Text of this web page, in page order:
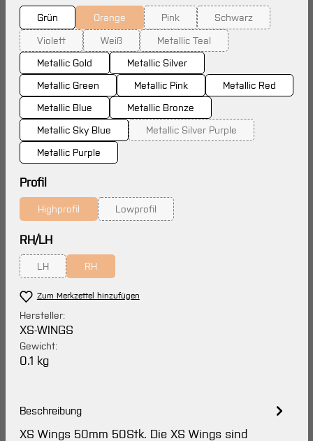
Grün Orange
(Diese Option ist zurzeit nicht verfügbar.)
Pink
(Diese Option ist zurzeit nicht
Schwarz
(Diese Option ist
Violett
(Diese Option ist zurzeit nicht verfügbar.)
Weiß
(Diese Option ist zurzeit nicht verfügbar.)
Metallic Teal
(Diese Option ist zurzeit nicht
Metallic Gold
Metallic Silver
Metallic Green
Metallic Pink
Metallic Red
Metallic Blue
Metallic Bronze
Metallic Sky Blue
Metallic Silver Purple
(Diese Option ist zurzeit nicht
Metallic Purple
Profilauswählen
Highprofil
(Diese Option ist zurzeit nicht verfügbar.)
Lowprofil
(Diese Option ist zurzeit nicht verfügbar.)
RH/LHauswählen
LH
(Diese Option ist zurzeit nicht verfügbar.)
RH
(Diese Option ist zurzeit nicht verfügbar.)
Zum Merkzettel hinzufügen
Hersteller:
XS-WINGS
Gewicht:
0.1 kg
Beschreibung
XS Wings 50mm 50Stk. Die XS Wings sind